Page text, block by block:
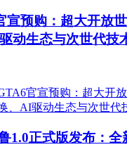
宣预购：超大开放
动生态与次世代技
1.0正式版发布：